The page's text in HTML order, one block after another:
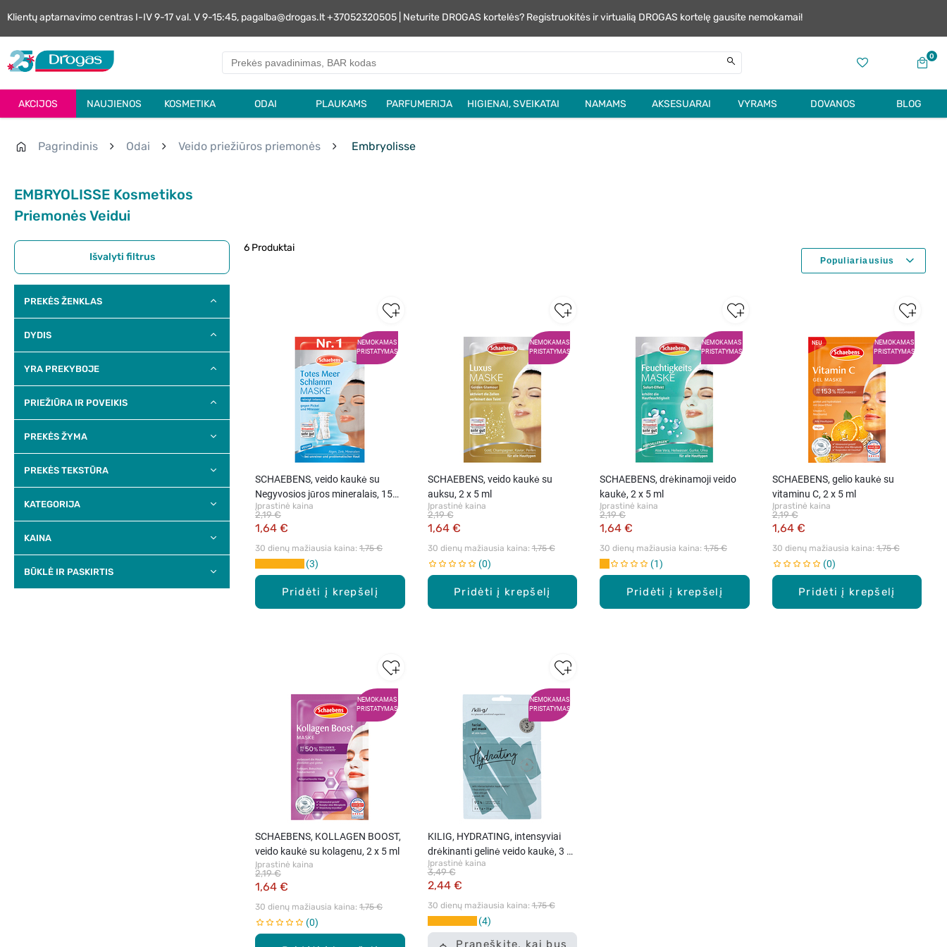
Klientų aptarnavimo centras I-IV 9-17 val. V 9-15:45, pagalba@drogas.lt +37052320505 | Neturite DROGAS kortelės? Registruokitės ir virtualią DROGAS kortelę gausite nemokamai!
0
AKCIJOS NAUJIENOS KOSMETIKA ODAI PLAUKAMS PARFUMERIJA HIGIENAI, SVEIKATAI NAMAMS AKSESUARAI VYRAMS DOVANOS BLOG
Pagrindinis Odai Veido priežiūros priemonės Embryolisse
EMBRYOLISSE Kosmetikos
Priemonės Veidui
Išvalyti filtrus
PREKĖS ŽENKLAS
DYDIS
YRA PREKYBOJE
PRIEŽIŪRA IR POVEIKIS
PREKĖS ŽYMA
PREKĖS TEKSTŪRA
KATEGORIJA
KAINA
BŪKLĖ IR PASKIRTIS
6 Produktai
NEMOKAMAS
PRISTATYMAS
Pridėti į krepšelį
SCHAEBENS, veido kaukė su
Negyvosios jūros mineralais, 15
ml / 20 g
Įprastinė kaina
1,64 €
2,19 €
30 dienų mažiausia kaina: 1,75 €
3
NEMOKAMAS
PRISTATYMAS
Pridėti į krepšelį
SCHAEBENS, veido kaukė su
auksu, 2 x 5 ml
Įprastinė kaina
1,64 €
2,19 €
30 dienų mažiausia kaina: 1,75 €
0
NEMOKAMAS
PRISTATYMAS
Pridėti į krepšelį
SCHAEBENS, drėkinamoji veido
kaukė, 2 x 5 ml
Įprastinė kaina
1,64 €
2,19 €
30 dienų mažiausia kaina: 1,75 €
1
NEMOKAMAS
PRISTATYMAS
Pridėti į krepšelį
SCHAEBENS, gelio kaukė su
vitaminu C, 2 x 5 ml
Įprastinė kaina
1,64 €
2,19 €
30 dienų mažiausia kaina: 1,75 €
0
NEMOKAMAS
PRISTATYMAS
SCHAEBENS, KOLLAGEN BOOST,
veido kaukė su kolagenu, 2 x 5 ml
Įprastinė kaina
1,64 €
2,19 €
30 dienų mažiausia kaina: 1,75 €
0
NEMOKAMAS
PRISTATYMAS
Praneškite, kai bus
KILIG, HYDRATING, intensyviai
drėkinanti gelinė veido kaukė, 3 x
7 g
Įprastinė kaina
2,44 €
3,49 €
30 dienų mažiausia kaina: 1,75 €
4